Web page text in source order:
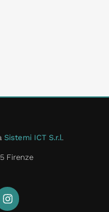
Sistemi ICT S.r.l
Firenze